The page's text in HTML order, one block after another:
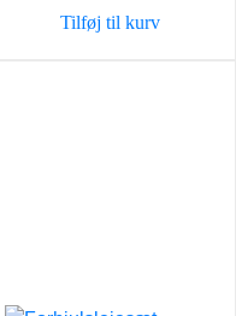
Tilføj til kurv